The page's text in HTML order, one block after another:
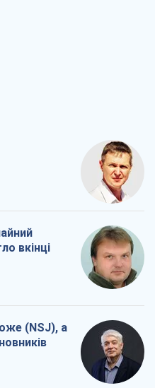
вкінці
(NSJ), а